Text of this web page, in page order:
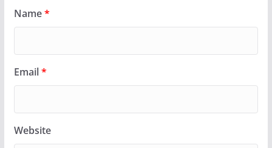
Name*
Email*
Website